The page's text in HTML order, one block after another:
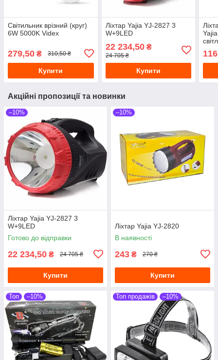
Світильник врізний (круг)
6W 5000K Videx
279,50 ₴ 310,50 ₴
Купити
Ліхтар Yajia YJ-2827 3
W+9LED
22 234,50₴
24 705 ₴
Купити
Акційні пропозиції та новинки
–10%
Ліхтар Yajia YJ-2827 3
W+9LED
Готово до відправки
22 234,50 ₴ 24 705 ₴
Купити
–10%
Ліхтар Yajia YJ-2820
В наявності
243 ₴ 270 ₴
Купити
Топ –10% Топ продажів –10%